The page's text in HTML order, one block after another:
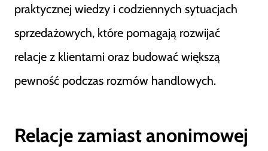
praktycznej wiedzy i codziennych sytuacjach
sprzedażowych, które pomagają rozwijać
relacje z klientami oraz budować większą
pewność podczas rozmów handlowych.
Relacje zamiast anonimowej